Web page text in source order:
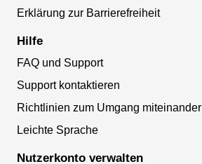
Erklärung zur Barrierefreiheit
Hilfe
FAQ und Support
Support kontaktieren
Richtlinien zum Umgang miteinander
Leichte Sprache
Nutzerkonto verwalten